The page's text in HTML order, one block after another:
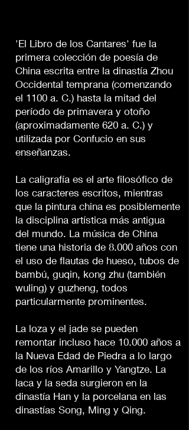
'El Libro de los Cantares' fue la
primera colección de poesía de
China escrita entre la dinastía Zhou
Occidental temprana (comenzando
el 1100 a. C.) hasta la mitad del
período de primavera y otoño
(aproximadamente 620 a. C.) y
utilizada por Confucio en sus
enseñanzas.
La caligrafía es el arte filosófico de
los caracteres escritos, mientras
que la pintura china es posiblemente
la disciplina artística más antigua
del mundo. La música de China
tiene una historia de 8.000 años con
el uso de flautas de hueso, tubos de
bambú, guqin, kong zhu (también
wuling) y guzheng, todos
particularmente prominentes.
La loza y el jade se pueden
remontar incluso hace 10.000 años a
la Nueva Edad de Piedra a lo largo
de los ríos Amarillo y Yangtze. La
laca y la seda surgieron en la
dinastía Han y la porcelana en las
dinastías Song, Ming y Qing.